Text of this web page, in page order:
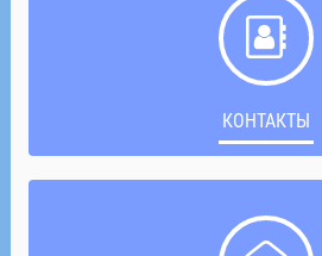
КОНТАКТЫ